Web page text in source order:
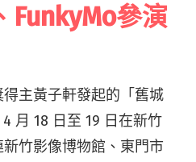
FunkyMo參演
主黃子軒發起的「舊城
月 18 日至 19 日在新竹
竹影像博物館、東門市